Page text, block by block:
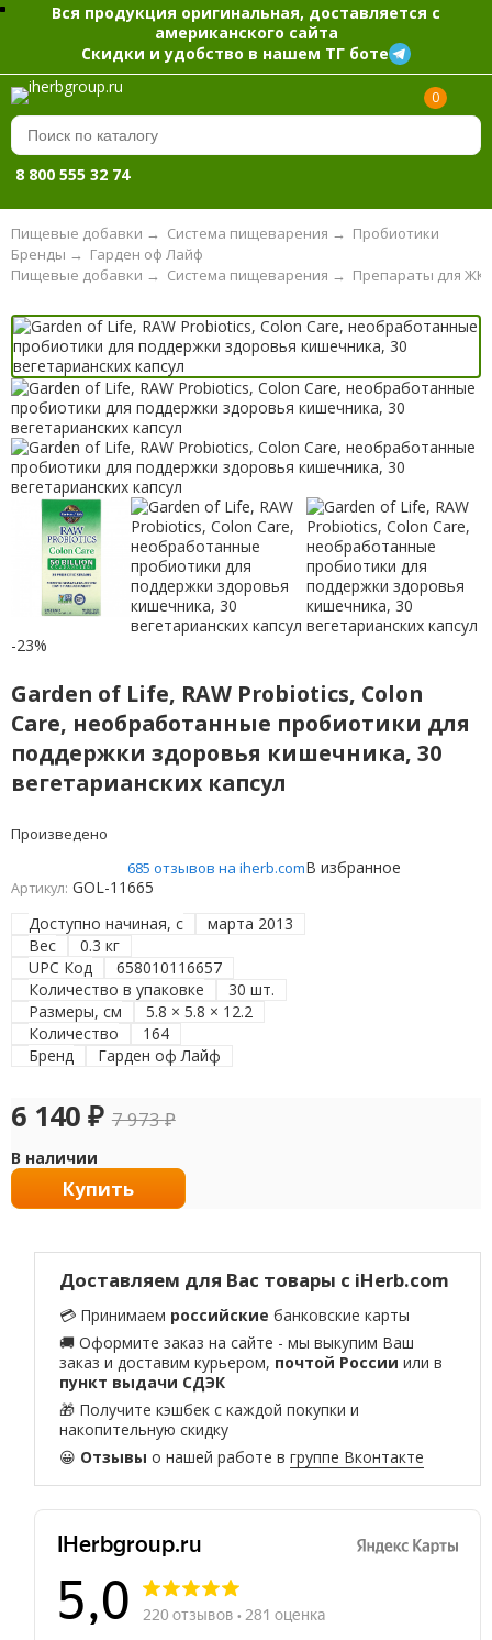
Вся продукция оригинальная, доставляется с
американского сайта
Скидки и удобство в нашем ТГ боте
0
8 800 555 32 74
Пищевые добавки → Система пищеварения → Пробиотики
Гарден оф Лайф
Бренды →
Препараты для ЖКТ
Система пищеварения →
Пищевые добавки →
-23%
Garden of Life, RAW Probiotics, Colon
Care, необработанные пробиотики для
поддержки здоровья кишечника, 30
вегетарианских капсул
Произведено
685 отзывов на iherb.comВ избранное
Артикул: GOL-11665
Доступно начиная, с
марта 2013
Вес
0.3 кг
UPC Код
658010116657
Количество в упаковке
30 шт.
Размеры, см
5.8 × 5.8 × 12.2
Количество
164
Бренд
Гарден оф Лайф
6 140 ₽ 7 973₽
В наличии
Купить
Доставляем для Вас товары с iHerb.com
💳 Принимаем российские банковские карты
🚚 Оформите заказ на сайте - мы выкупим Ваш
заказ и доставим курьером, почтой России или в
пункт выдачи СДЭК
🎁 Получите кэшбек с каждой покупки и
накопительную скидку
😀 Отзывы о нашей работе вгруппе Вконтакте